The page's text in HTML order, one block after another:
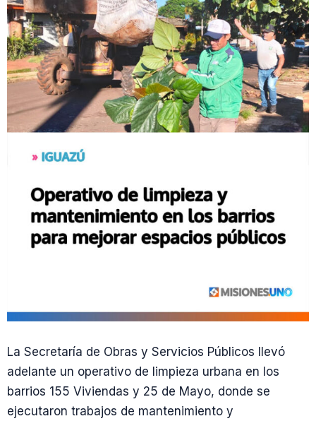
La Secretaría de Obras y Servicios Públicos llevó
adelante un operativo de limpieza urbana en los
barrios 155 Viviendas y 25 de Mayo, donde se
ejecutaron trabajos de mantenimiento y